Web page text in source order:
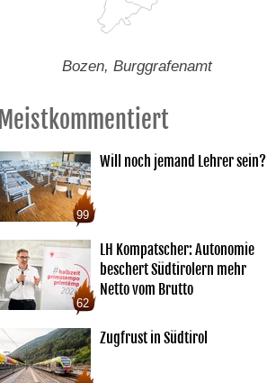
Bozen, Burggrafenamt
Meistkommentiert
99
Will noch jemand Lehrer sein?
62
LH Kompatscher: Autonomie
beschert Südtirolern mehr
Netto vom Brutto
Zugfrust in Südtirol